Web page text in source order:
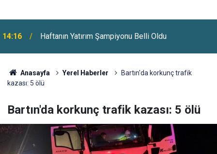
13:50 Borsa İstanbul’dan 3 Hisseye Tedbir Kararı
Anasayfa Yerel Haberler
Bartın'da korkunç trafik
kazası: 5 ölü
Bartın'da korkunç trafik kazası: 5 ölü